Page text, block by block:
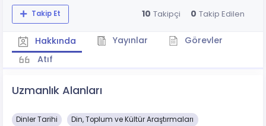
Takip Et 10 Takipçi 0 Takip Edilen
Hakkında Yayınlar
Görevler
Atıf
Uzmanlık Alanları
Dinler Tarihi Din, Toplum ve Kültür Araştırmaları